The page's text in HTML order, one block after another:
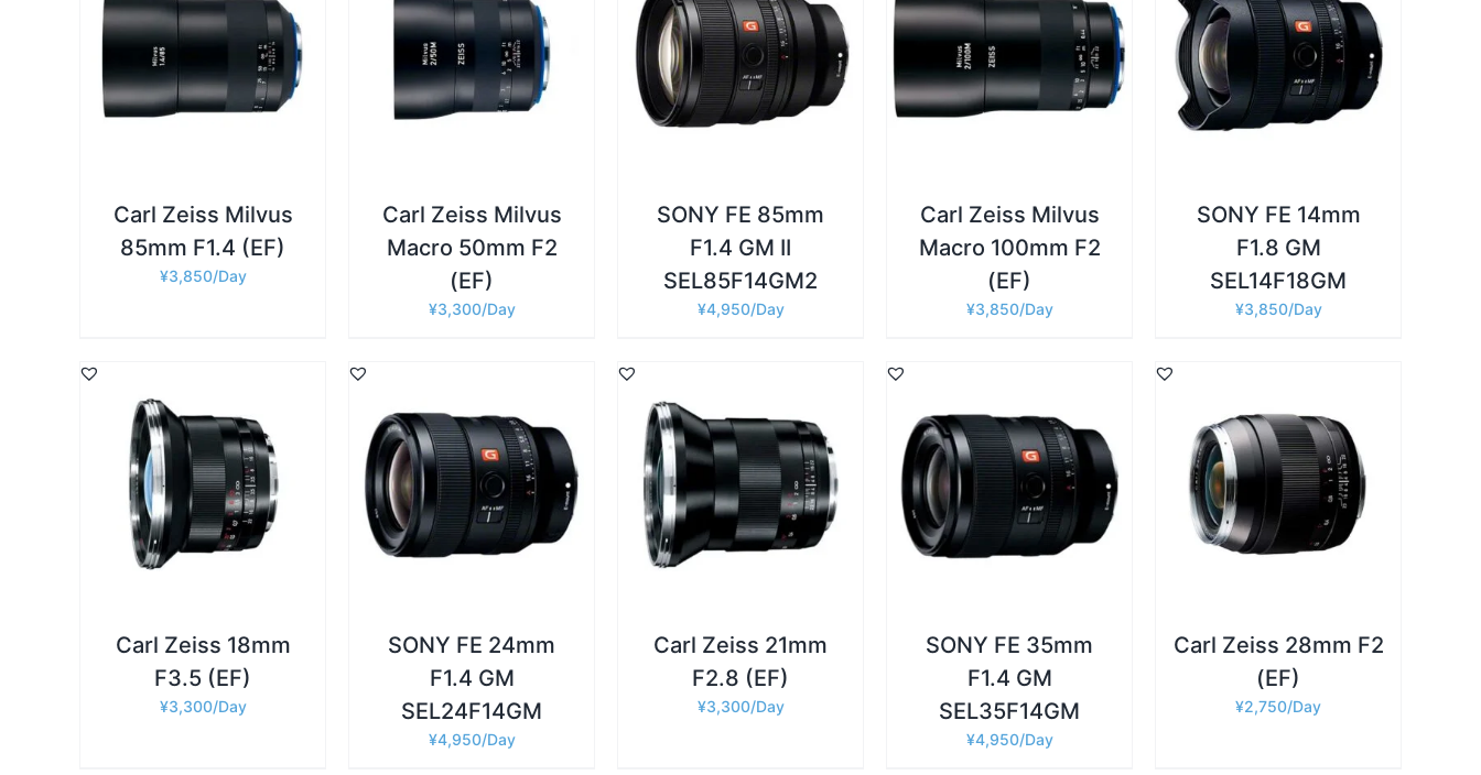
Carl Zeiss Milvus
85mm F1.4 (EF)
¥3,850
お買い物カゴに追加 / 詳細
Carl Zeiss Milvus
Macro 50mm F2
(EF)
¥3,300
お買い物カゴに追加 詳細
SONY FE 85mm
F1.4 GM II
SEL85F14GM2
¥4,950
お買い物カゴに追加 詳細
Carl Zeiss Milvus
Macro 100mm F2
(EF)
¥3,850
お買い物カゴに追加 詳細
SONY FE 14mm
F1.8 GM
SEL14F18GM
¥3,850
Carl Zeiss 18mm
F3.5 (EF)
¥3,300
お買い物カゴに追加 / 詳細
SONY FE 24mm
F1.4 GM
SEL24F14GM
¥4,950
お買い物カゴに追加 / 詳細
Carl Zeiss 21mm
F2.8 (EF)
¥3,300
お買い物カゴに追加 / 詳細
SONY FE 35mm
F1.4 GM
SEL35F14GM
¥4,950
お買い物カゴに追加 / 詳細
Carl Zeiss 28mm F2
(EF)
¥2,750